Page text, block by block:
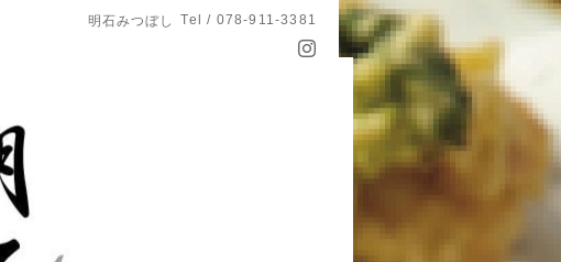
明石みつぼし Tel / 078-911-3381